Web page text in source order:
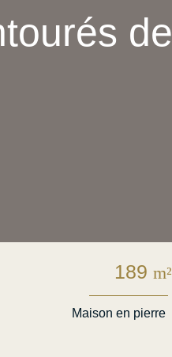
de
189 m²
Maison en pierre